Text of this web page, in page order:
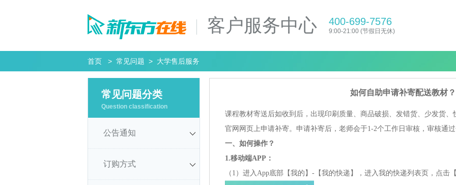
客户服务中心 400-699-7576
9:00-21:00 (节假日无休)
首页 > 常见问题 > 大学售后服务
常见问题分类
Question classification
公告通知
订购方式
如何自助申请补寄配送教材？
课程教材寄送后如收到后，出现印刷质量、商品破损、发错货、少发货
官网网页上申请补寄。申请补寄后，老师会于1-2个工作日审核，审核通
一、如何操作？
1.移动端APP：
（1）进入App底部【我的】-【我的快递】，进入我的快递列表页，点击